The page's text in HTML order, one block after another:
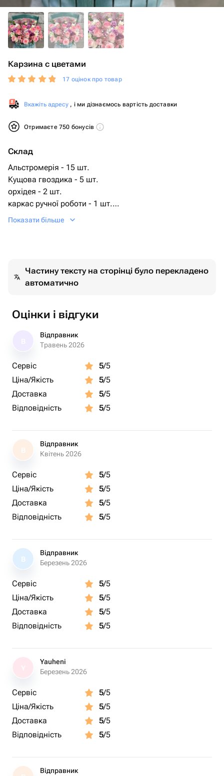
Карзина с цветами
17 оцінок про товар
Вкажіть адресу , і ми дізнаємось вартість доставки
Отримаєте 750 бонусів
Склад
Альстромерія - 15 шт.
Кущова гвоздика - 5 шт.
орхідея - 2 шт.
каркас ручної роботи - 1 шт.
троянда запашна - 25 шт.
Показати більше
Частину тексту на сторінці було перекладено
автоматично
Оцінки і відгуки
Відправник
Травень 2026
Сервіс 5/5
Ціна/Якість
5/5
Доставка
5/5
Відповідність
5/5
В
Відправник
Квітень 2026
Сервіс 5/5
Ціна/Якість
5/5
Доставка
5/5
Відповідність
5/5
В
Відправник
Березень 2026
Сервіс 5/5
Ціна/Якість
5/5
Доставка
5/5
Відповідність
5/5
Yauheni
Березень 2026
Сервіс 5/5
Ціна/Якість
5/5
Доставка
5/5
Відповідність
5/5
Відправник